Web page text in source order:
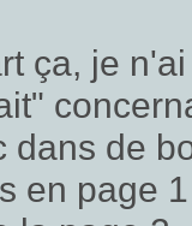
ça, je
dans de
en page